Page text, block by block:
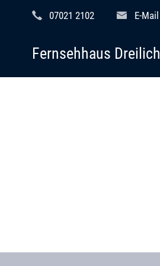
07021 2102 E-Mail
Fernsehhaus Dreilich